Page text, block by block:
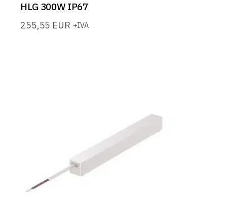
HLG 300W IP67
255,55 EUR +IVA